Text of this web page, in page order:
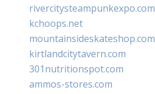
rivercitysteampunkexpo.com
kchoops.net
mountainsideskateshop.com
kirtlandcitytavern.com
301nutritionspot.com
ammos-stores.com